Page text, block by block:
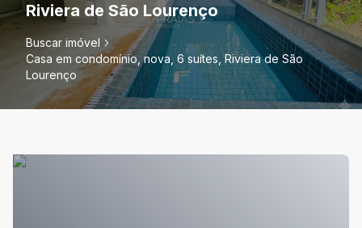
Riviera de São Lourenço
Buscar imóvel
Casa em condomínio, nova, 6 suítes, Riviera de São
Lourenço